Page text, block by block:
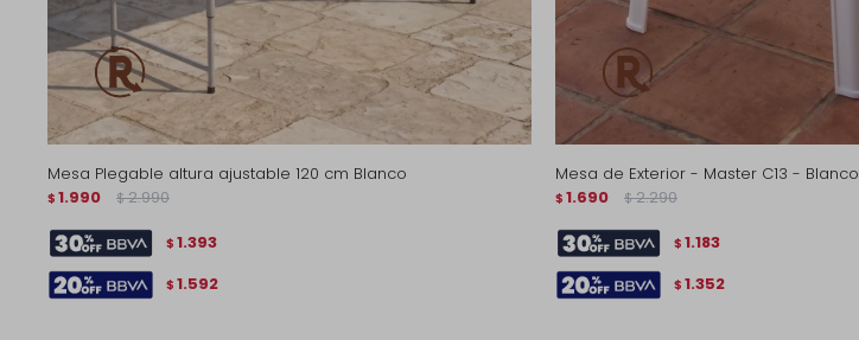
Mesa Plegable altura ajustable 120 cm Blanco
$ 1.990 $ 2.990
$ 1.393
$ 1.592
Mesa de Exterior - Master C13 - Blanco
$ 1.690 $ 2.290
$ 1.183
$ 1.352